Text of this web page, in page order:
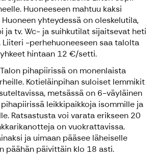
Huoneeseen mahtuu kaksi
yhteydessä on oleskelutila,
ja tv. Wc- ja suihkutilat sijaitsevat heti
Liiteri -perhehuoneeseen saa talolta
hintaan 12 €/setti.
pihapiirissä on monenlaista
Kotieläinpihan suloiset lemmikit
metsässä on 6-väyläinen
leikkipaikkoja isommille ja
Ratsastusta voi varata erikseen 20
on vuokrattavissa.
ja uimaan pääsee läheiselle
päähän päivittäin klo 18 asti.